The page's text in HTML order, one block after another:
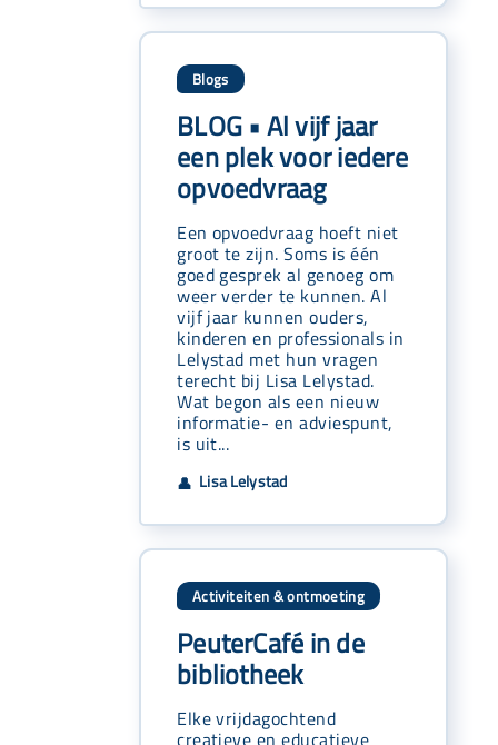
Blogs
BLOG • Al vijf jaar
een plek voor iedere
opvoedvraag
Een opvoedvraag hoeft niet
groot te zijn. Soms is één
goed gesprek al genoeg om
weer verder te kunnen. Al
vijf jaar kunnen ouders,
kinderen en professionals in
Lelystad met hun vragen
terecht bij Lisa Lelystad.
Wat begon als een nieuw
informatie- en adviespunt,
is uit...
👤 Lisa Lelystad
Activiteiten & ontmoeting
PeuterCafé in de
bibliotheek
Elke vrijdagochtend
creatieve en educatieve